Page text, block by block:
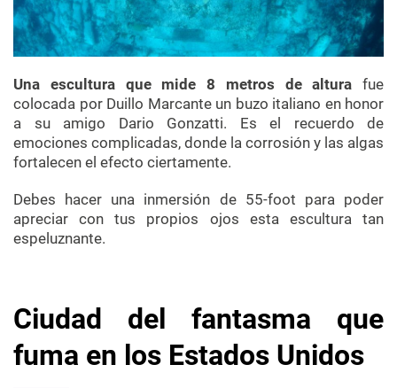
Una escultura que mide 8 metros de altura fue
colocada por Duillo Marcante un buzo italiano en honor
a su amigo Dario Gonzatti. Es el recuerdo de
emociones complicadas, donde la corrosión y las algas
fortalecen el efecto ciertamente.
Debes hacer una inmersión de 55-foot para poder
apreciar con tus propios ojos esta escultura tan
espeluznante.
Ciudad del fantasma que
fuma en los Estados Unidos